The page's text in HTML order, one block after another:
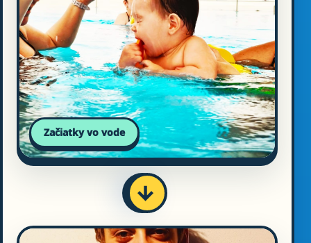
Začiatky vo vode
→